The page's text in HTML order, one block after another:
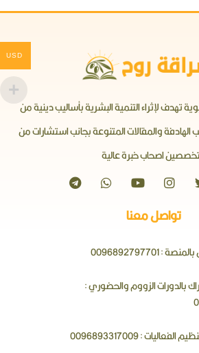
تهدف لإثراء التنمية البشرية بأساليب دينية من
الهادفة والمقالات المتنوعة بجانب استشارات من
اصحاب خبرة عالية
تواصل معنا
0096892797701
بالدورات الزووم والحضوري :
: 0096893317009
USD